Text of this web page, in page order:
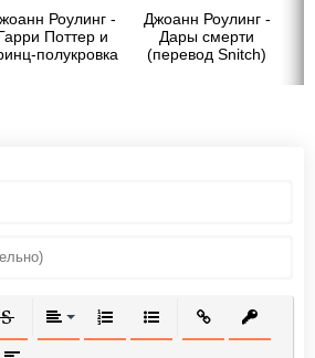
Роулинг -
Поттер и
полукровка
Джоанн Роулинг -
Дары смерти
(перевод Snitch)
ВЫРАВНИВАНИЕ
НУМЕРОВАННЫЙ СПИСОК
МАРКИРОВАННЫЙ
ВСТАВИТЬ